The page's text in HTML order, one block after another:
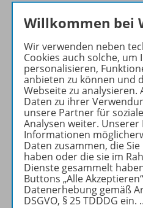
Spaß
Die
Print-
für
Jetzt
Willkommen bei
Wir verwenden neben
Cookies auch solche, um
personalisieren,
anbieten zu können und
Webseite zu
Daten zu ihrer
unsere Partner für
Analysen weiter.
Informationen
Daten zusammen, die
haben oder die sie im
Dienste gesammelt
Buttons „Alle
Datenerhebung gemäß
DSGVO, § 25 TDDDG ein.